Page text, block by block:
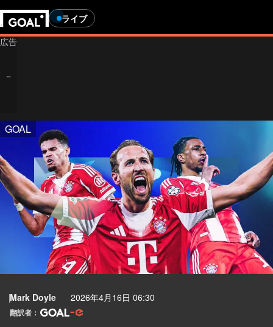
ライブ
GOAL
Mark Doyle 2026年4月16日 06:30
翻訳者：